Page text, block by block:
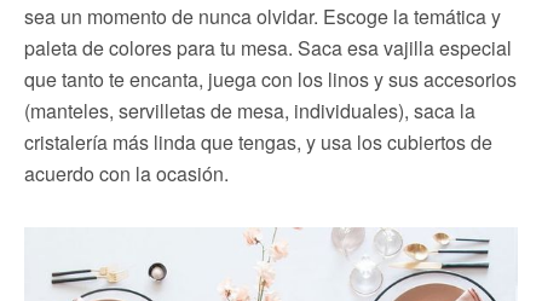
sea un momento de nunca olvidar. Escoge la temática y
paleta de colores para tu mesa. Saca esa vajilla especial
que tanto te encanta, juega con los linos y sus accesorios
(manteles, servilletas de mesa, individuales), saca la
cristalería más linda que tengas, y usa los cubiertos de
acuerdo con la ocasión.